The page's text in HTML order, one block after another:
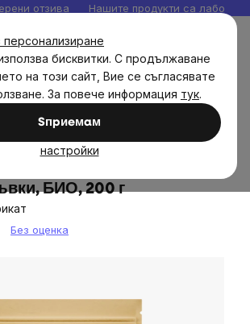
бисквитки. С продължаване
на този сайт, Вие се съгласявате
За повече информация тук.
Sпpиeмaм
настройки
отзива Нашите продукти са
BrainPure Сушени плодове
Ренден Фин, Фини
БИО, 200 г
Без оценка